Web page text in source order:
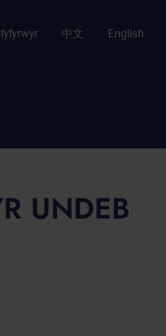
中文 English
UNDEB